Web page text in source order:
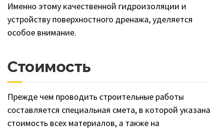
Именно этому качественной гидроизоляции и
устройству поверхностного дренажа, уделяется
особое внимание.
Стоимость
Прежде чем проводить строительные работы
составляется специальная смета, в которой указана
стоимость всех материалов, а также на